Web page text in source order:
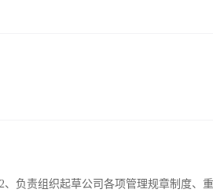
负责组织起草公司各项管理规章制度、